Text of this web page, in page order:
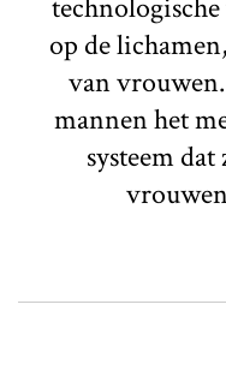
op de
van
mannen het
systeem